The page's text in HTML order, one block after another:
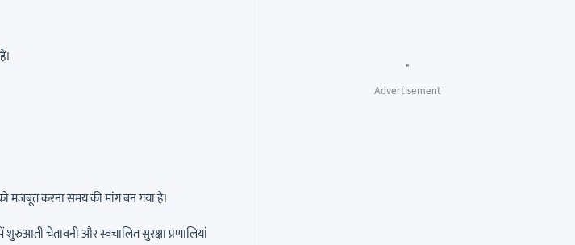
मजबूत करना समय की मांग बन गया है।
चेतावनी और स्वचालित सुरक्षा प्रणालियां
"
Advertisement